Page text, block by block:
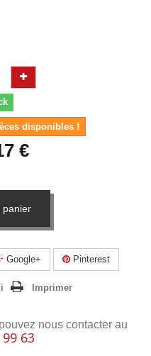
disponibles !
€
panier
Google+ Pinterest
Imprimer
nous contacter au
63